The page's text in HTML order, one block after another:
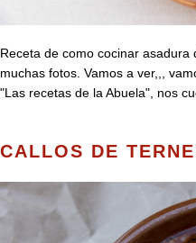
Receta de como cocinar
muchas fotos. Vamos a ver,,,
"Las recetas de la Abuela", nos
CALLOS DE